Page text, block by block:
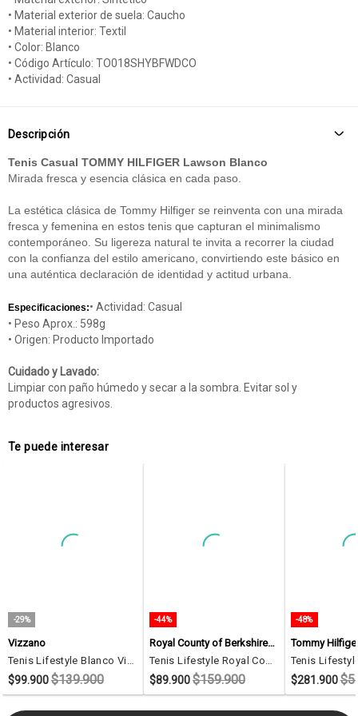
• Material exterior de suela: Caucho
• Material interior: Textil
• Color: Blanco
• Código Artículo: TO018SHYBFWDCO
• Actividad: Casual
Descripción
Tenis Casual TOMMY HILFIGER Lawson Blanco
Mirada fresca y esencia clásica en cada paso.
La estética clásica de Tommy Hilfiger se reinventa con una mirada
fresca y femenina en estos tenis que capturan el minimalismo
contemporáneo. Su ligereza natural te invita a recorrer la ciudad
con la confianza del estilo americano, convirtiendo este básico en
una auténtica declaración de identidad y actitud urbana.
Especificaciones:• Actividad: Casual
• Peso Aprox.: 598g
• Origen: Producto Importado
Cuidado y Lavado:
Limpiar con paño húmedo y secar a la sombra. Evitar sol y
productos agresivos.
Te puede interesar
-29%
Vizzano
Tenis Lifestyle Blanco Vizzano
$99.900$139.900
-44%
Royal County of Berkshire Polo
Tenis Lifestyle Royal County Of Berkshire Polo Blanco
$89.900$159.900
-48%
Tommy
$281.900